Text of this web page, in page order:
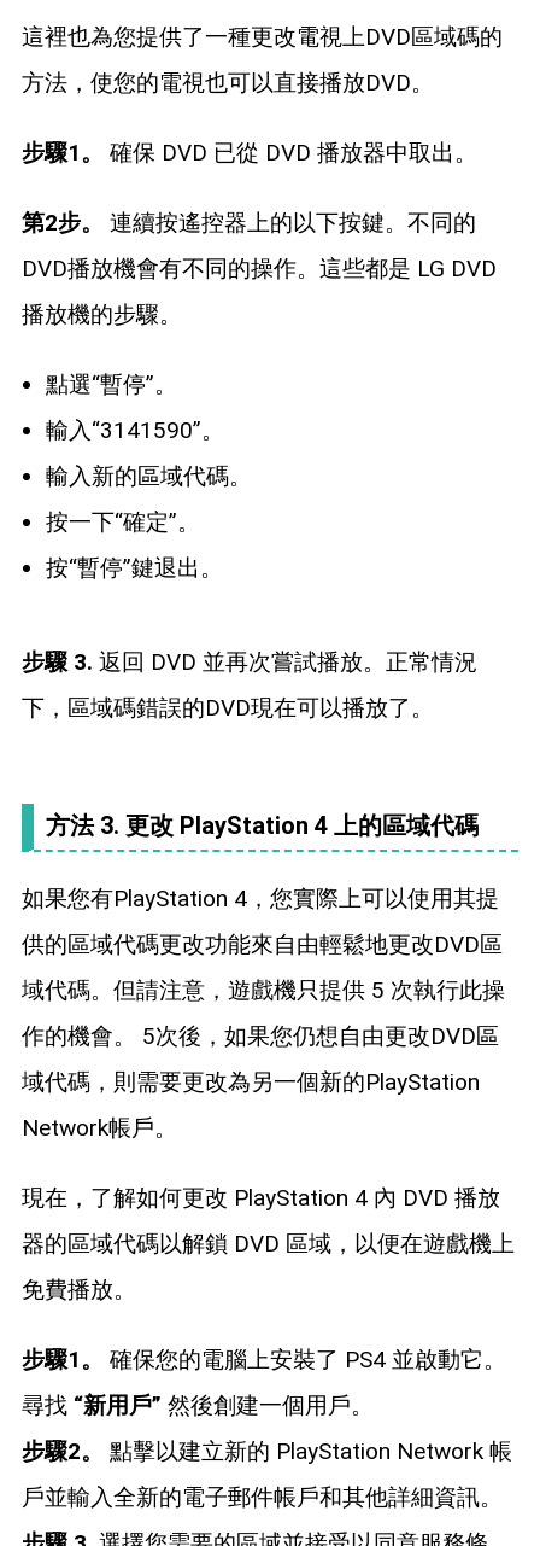
這裡也為您提供了一種更改電視上DVD區域碼的
方法，使您的電視也可以直接播放DVD。
步驟1。 確保 DVD 已從 DVD 播放器中取出。
第2步。
連續按遙控器上的以下按鍵。不同的
DVD播放機會有不同的操作。這些都是 LG DVD
播放機的步驟。
點選“暫停”。
輸入“3141590”。
輸入新的區域代碼。
按一下“確定”。
按“暫停”鍵退出。
步驟 3. 返回 DVD 並再次嘗試播放。正常情況
下，區域碼錯誤的DVD現在可以播放了。
方法 3. 更改 PlayStation 4 上的區域代碼
如果您有PlayStation 4，您實際上可以使用其提
供的區域代碼更改功能來自由輕鬆地更改DVD區
域代碼。但請注意，遊戲機只提供 5 次執行此操
作的機會。 5次後，如果您仍想自由更改DVD區
域代碼，則需要更改為另一個新的PlayStation
Network帳戶。
現在，了解如何更改 PlayStation 4 內 DVD 播放
器的區域代碼以解鎖 DVD 區域，以便在遊戲機上
免費播放。
步驟1。
確保您的電腦上安裝了 PS4 並啟動它。
尋找 “新用戶” 然後創建一個用戶。
步驟2。
點擊以建立新的 PlayStation Network 帳
戶並輸入全新的電子郵件帳戶和其他詳細資訊。